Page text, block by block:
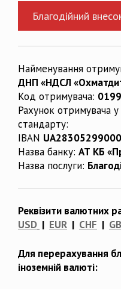
Благодійний
Найменування
ДНП «НДСЛ
Код отримувача:
Рахунок отримувача
стандарту:
IBAN
Назва банку: АТ КБ
Назва послуги:
Реквізити валютних
USD | EUR | CHF |
Для перерахування
іноземній валюті: